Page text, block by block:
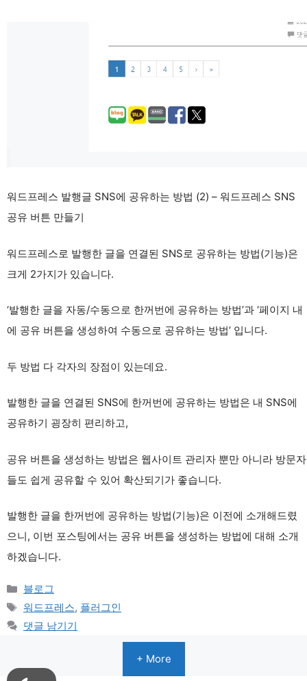
워드프레스 발행글 SNS에 공유하는 방법 (2) – 워드프레스 SNS
공유 버튼 만들기
워드프레스로 발행한 글을 연결된 SNS로 공유하는 방법(기능)은
크게 2가지가 있습니다.
‘발행한 글을 자동/수동으로 한꺼번에 공유하는 방법’과 ‘페이지 내
에 공유 버튼을 생성하여 수동으로 공유하는 방법’ 입니다.
두 방법 다 각자의 장점이 있는데요.
발행한 글을 연결된 SNS에 한꺼번에 공유하는 방법은 내 SNS에
공유하기 굉장히 편리하고,
공유 버튼을 생성하는 방법은 웹사이트 관리자 뿐만 아니라 방문자
들도 쉽게 공유할 수 있어 확산되기가 좋습니다.
발행한 글을 한꺼번에 공유하는 방법(기능)은 이전에 소개해드렸
으니, 이번 포스팅에서는 공유 버튼을 생성하는 방법에 대해 소개
하겠습니다.
카
테
고
리
블로그
태
그
워드프레스, 플러그인
댓글 남기기
+ More